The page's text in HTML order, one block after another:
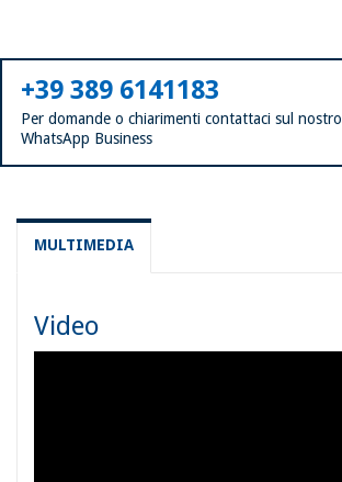
+39 389 6141183
Per domande o chiarimenti contattaci sul nostro
WhatsApp Business
MULTIMEDIA
Video